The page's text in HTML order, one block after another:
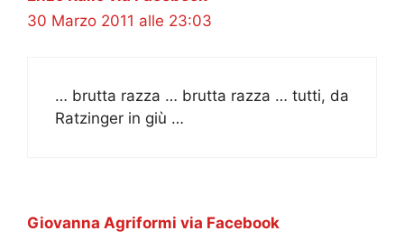
30 Marzo 2011 alle 23:03
… brutta razza … brutta razza … tutti, da
Ratzinger in giù …
Giovanna Agriformi via Facebook